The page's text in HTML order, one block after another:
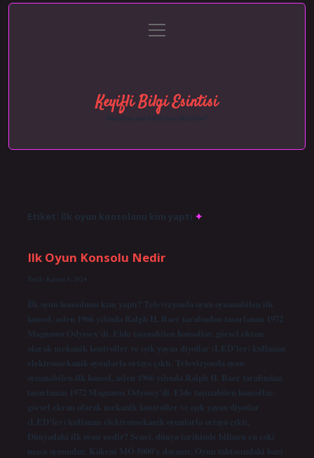
Gizlilik Politikası
menüyü
aç
Keyifli Bilgi Esintisi
Hayatına neşe katan kısa hikayeler!
Etiket: İlk oyun konsolunu kim yaptı
Ilk Oyun Konsolu Nedir
Tarih: Kasım 5, 2024
İlk oyun konsolunu kim yaptı? Televizyonda oyun oynanabilen ilk
konsol, aslen 1966 yılında Ralph H. Baer tarafından tasarlanan 1972
Magnavox Odyssey’di. Elde taşınabilen konsollar, görsel ekran
olarak mekanik kontroller ve ışık yayan diyotlar (LED’ler) kullanan
elektromekanik oyunlarla ortaya çıktı. Televizyonda oyun
oynanabilen ilk konsol, aslen 1966 yılında Ralph H. Baer tarafından
tasarlanan 1972 Magnavox Odyssey’di. Elde taşınabilen konsollar,
görsel ekran olarak mekanik kontroller ve ışık yayan diyotlar
(LED’ler) kullanan elektromekanik oyunlarla ortaya çıktı.
Dünyadaki ilk oyun nedir? Senet, dünya tarihinde bilinen en eski
masa oyunudur. Kökeni MÖ 5000’e dayanır. Oyun tahtasındaki bazı